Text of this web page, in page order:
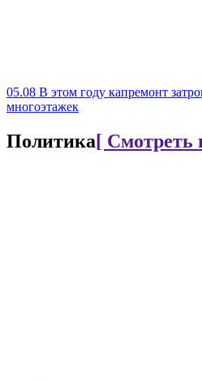
05.08 В этом году капремонт
многоэтажек
Политика[ Смотреть